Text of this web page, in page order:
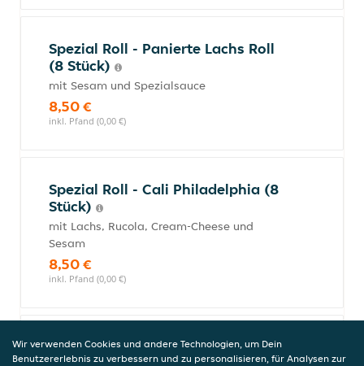
Spezial Roll - Panierte Lachs Roll
(8 Stück)
mit Sesam und Spezialsauce
8,50 €
inkl. Pfand (0,00 €)
Spezial Roll - Cali Philadelphia (8
Stück)
mit Lachs, Rucola, Cream-Cheese und
Sesam
8,50 €
inkl. Pfand (0,00 €)
Spezial Roll - Futo Maki (8 Stück)
Wir verwenden Cookies und andere Technologien, um Dein
Benutzererlebnis zu verbessern und zu personalisieren, für Analysen zur